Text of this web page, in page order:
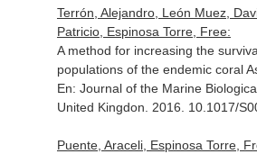
Terrón, Alejandro, León Muez,
Patricio, Espinosa Torre, Free:
A method for increasing the
populations of the endemic coral
En: Journal of the Marine
United Kingdon . 2016. 10.1017/
Puente, Araceli, Espinosa Torre,